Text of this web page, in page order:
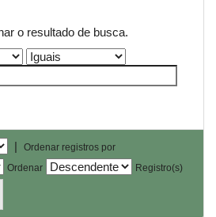
o resultado de busca.
|
Ordenar registros por
Ordenar
Registro(s)